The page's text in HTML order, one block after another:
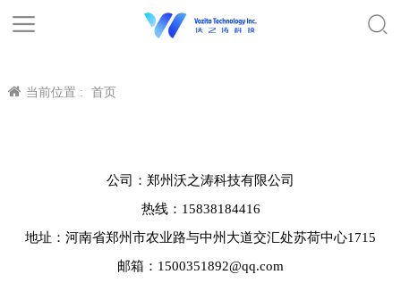
当前位置 : 首页
公司：郑州沃之涛科技有限公司
热线：15838184416
地址：河南省郑州市农业路与中州大道交汇处苏荷中心1715
邮箱：1500351892@qq.com